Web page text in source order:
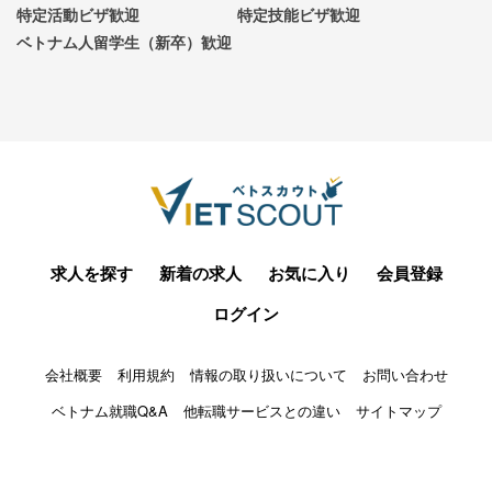
特定活動ビザ歓迎
特定技能ビザ歓迎
ベトナム人留学生（新卒）歓迎
求人を探す 新着の求人 お気に入り
会員登録
ログイン
会社概要 利用規約 情報の取り扱いについて
お問い合わせ
ベトナム就職Q&A
他転職サービスとの違い サイトマップ